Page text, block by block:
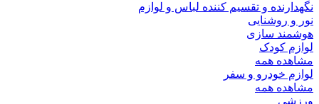
نگهدارنده و تقسیم کننده لباس و لوازم
نور و روشنایی
هوشمند سازی
لوازم کودک
مشاهده همه
لوازم خودرو و سفر
مشاهده همه
ورزشی